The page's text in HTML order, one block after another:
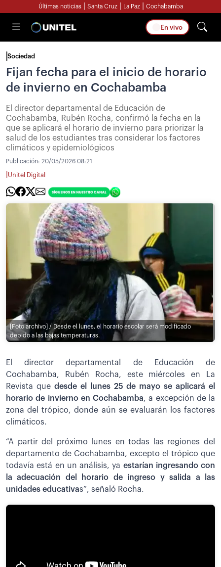
Últimas noticias Santa Cruz La Paz Cochabamba
En vivo
Sociedad
Fijan fecha para el inicio de horario
de invierno en Cochabamba
El director departamental de Educación de
Cochabamba, Rubén Rocha, confirmó la fecha en la
que se aplicará el horario de invierno para priorizar la
salud de los estudiantes tras considerar los factores
climáticos y epidemiológicos
Publicación: 20/05/2026 08:21
Unitel Digital
[Foto archivo] / Desde el lunes, el horario escolar será modificado
debido a las bajas temperaturas.
El director departamental de Educación de
Cochabamba, Rubén Rocha, este miércoles en La
Revista que desde el lunes 25 de mayo se aplicará el
horario de invierno en Cochabamba, a excepción de la
zona del trópico, donde aún se evaluarán los factores
climáticos.
“A partir del próximo lunes en todas las regiones del
departamento de Cochabamba, excepto el trópico que
todavía está en un análisis, ya estarían ingresando con
la adecuación del horario de ingreso y salida a las
unidades educativas”, señaló Rocha.